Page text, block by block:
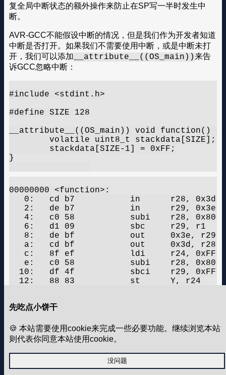
复全局中断状态的额外操作来防止在SP写一半时发生中
断。
AVR-GCC不能假设中断的情况，但是我们作为开发者知道
中断是否打开。如果我们不需要使用中断，或是中断未打
开，我们可以添加 __attribute__((OS_main))来告
诉GCC忽略中断：
#include <stdint.h>
#define SIZE 128
__attribute__((OS_main)) void function() {
}
00000000 <function>:
   0:	cd b7       	in	r28, 0x3d	; 61
   2:	de b7       	in	r29, 0x3e	; 62
   4:	c0 58       	subi	r28, 0x80	; 128
   6:	d1 09       	sbc	r29, r1
   8:	de bf       	out	0x3e, r29	; 62
   a:	cd bf       	out	0x3d, r28	; 61
   c:	8f ef       	ldi	r24, 0xFF	; 255
   e:	c0 58       	subi	r28, 0x80	; 128
  10:	df 4f       	sbci	r29, 0xFF	; 255
  12:	88 83       	st	Y, r24
  18:	c0 58       	subi	r28, 0x80	; 128
  1c:	0f b6       	in	r0, 0x3f	; 63
  1e:	f8 94       	cli
  20:	de bf       	out	0x3e, r29	; 62
  22:	0f be       	out	0x3f, r0	; 63
  26:	08 95       	ret
先吃点小饼干
🍪 本站需要使用cookie来完成一些必要功能。继续浏览本站
则代表你同意本站使用cookie。
没问题